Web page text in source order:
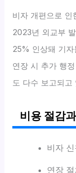
비자 개편으로 인
2023년 외교부
25% 인상돼 기
연장 시 추가 행
도 다수 보고되
비용 절감
비자
연장